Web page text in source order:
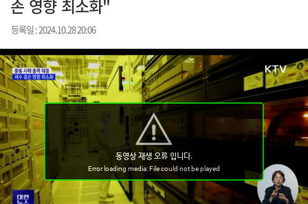
손 영향 최소화"
등록일 : 2024.10.28 20:06